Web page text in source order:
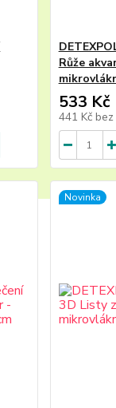
Růže
533 Kč
441 Kč bez
Novinka